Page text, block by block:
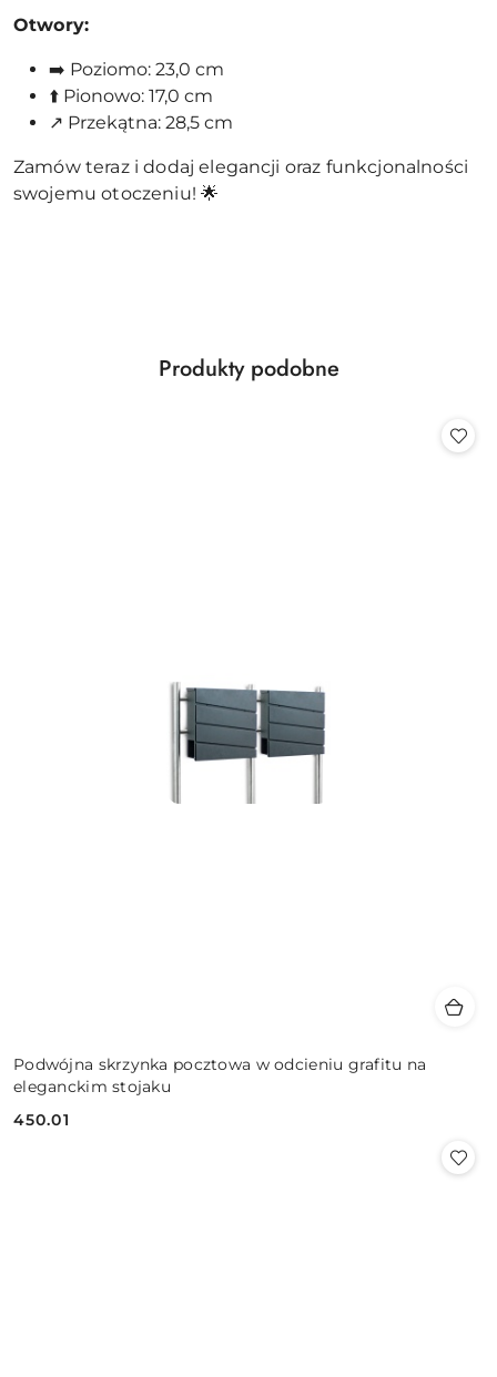
Otwory:
➡️ Poziomo: 23,0 cm
⬆️ Pionowo: 17,0 cm
↗️ Przekątna: 28,5 cm
Zamów teraz i dodaj elegancji oraz funkcjonalności
swojemu otoczeniu! 🌟
Pomiń karuzelę produktów
Produkty
Produkty podobne
Podwójna skrzynka pocztowa w odcieniu grafitu na
eleganckim stojaku
Cena:
450.01